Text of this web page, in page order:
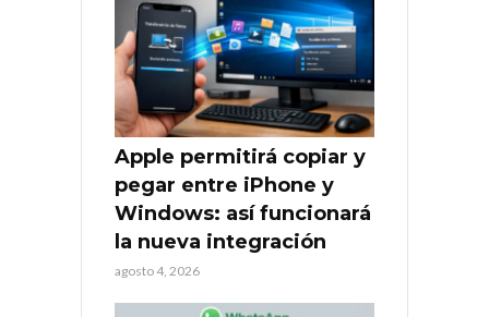
Apple permitirá copiar y
pegar entre iPhone y
Windows: así funcionará
la nueva integración
agosto 4, 2026